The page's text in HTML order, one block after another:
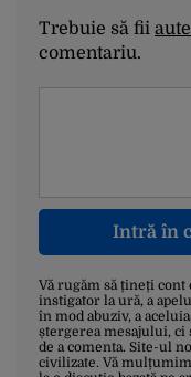
Trebuie să fii
comentariu.
Intră în
Vă rugăm să țineți
instigator la ură, a
în mod abuziv, a
ștergerea mesajului, ci
de a comenta. Site-ul
civilizate. Vă